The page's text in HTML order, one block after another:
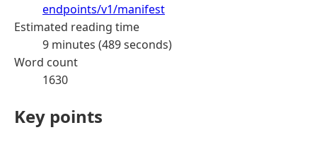
endpoints/v1/manifest
Estimated reading time
9 minutes (489 seconds)
Word count
1630
Key points